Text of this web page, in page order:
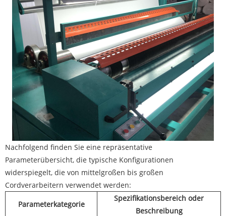
Nachfolgend finden Sie eine repräsentative
Parameterübersicht, die typische Konfigurationen
widerspiegelt, die von mittelgroßen bis großen
Cordverarbeitern verwendet werden:
Parameterkategorie
Spezifikationsbereich oder
Beschreibung